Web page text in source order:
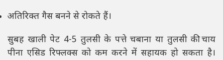
अतिरिक्त गैस बनने से रोकते हैं।
सुबह खाली पेट 4-5 तुलसी के पत्ते चबाना या तुलसी की चाय
पीना एसिड रिफ्लक्स को कम करने में सहायक हो सकता है।